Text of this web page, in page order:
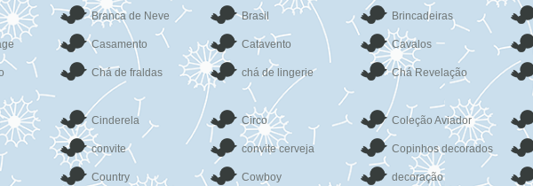
Branca de Neve Brasil Brincadeiras
Casamento Catavento Cavalos
Chá de fraldas chá de lingerie Chá Revelação
Cinderela Circo Coleção Aviador
convite convite cerveja Copinhos decorados
Country Cowboy decoração